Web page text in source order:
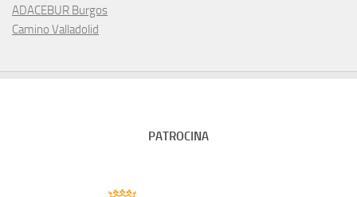
ADACEBUR Burgos
Camino Valladolid
PATROCINA